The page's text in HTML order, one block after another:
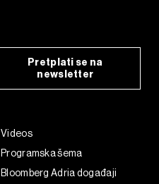
Pretplati se na
newsletter
Videos
Programska šema
Bloomberg Adria događaji